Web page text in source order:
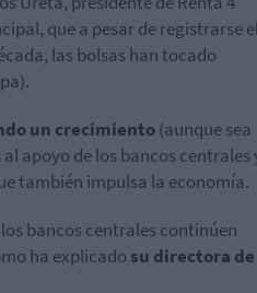
que a pesar de registrarse
las bolsas han tocado
un crecimiento(aunque sea
apoyo de los bancos centrales
también impulsa la economía.
bancos centrales continúen
ha explicado su directora de